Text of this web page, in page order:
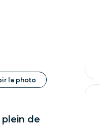
la photo
de